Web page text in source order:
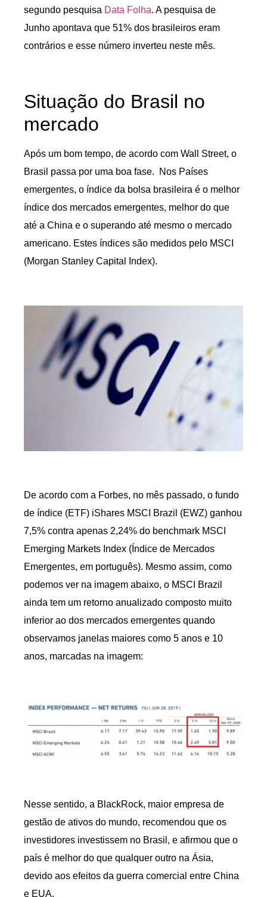
segundo pesquisa Data Folha. A pesquisa de
Junho apontava que 51% dos brasileiros eram
contrários e esse número inverteu neste mês.
Situação do Brasil no
mercado
Após um bom tempo, de acordo com Wall Street, o
Brasil passa por uma boa fase. Nos Países
emergentes, o índice da bolsa brasileira é o melhor
índice dos mercados emergentes, melhor do que
até a China e o superando até mesmo o mercado
americano. Estes índices são medidos pelo MSCI
(Morgan Stanley Capital Index).
De acordo com a Forbes, no mês passado, o fundo
de índice (ETF) iShares MSCI Brazil (EWZ) ganhou
7,5% contra apenas 2,24% do benchmark MSCI
Emerging Markets Index (Índice de Mercados
Emergentes, em português). Mesmo assim, como
podemos ver na imagem abaixo, o MSCI Brazil
ainda tem um retorno anualizado composto muito
inferior ao dos mercados emergentes quando
observamos janelas maiores como 5 anos e 10
anos, marcadas na imagem:
Nesse sentido, a BlackRock, maior empresa de
gestão de ativos do mundo, recomendou que os
investidores investissem no Brasil, e afirmou que o
país é melhor do que qualquer outro na Ásia,
devido aos efeitos da guerra comercial entre China
e EUA.